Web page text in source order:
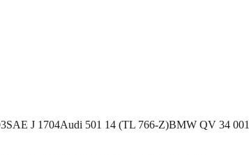
SAE J 1704Audi 501 14 (TL 766-Z)BMW QV 34 001